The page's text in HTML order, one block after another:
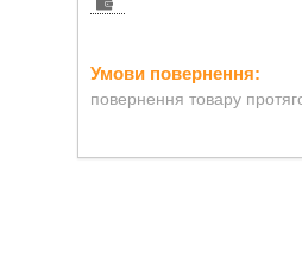
повернення товару